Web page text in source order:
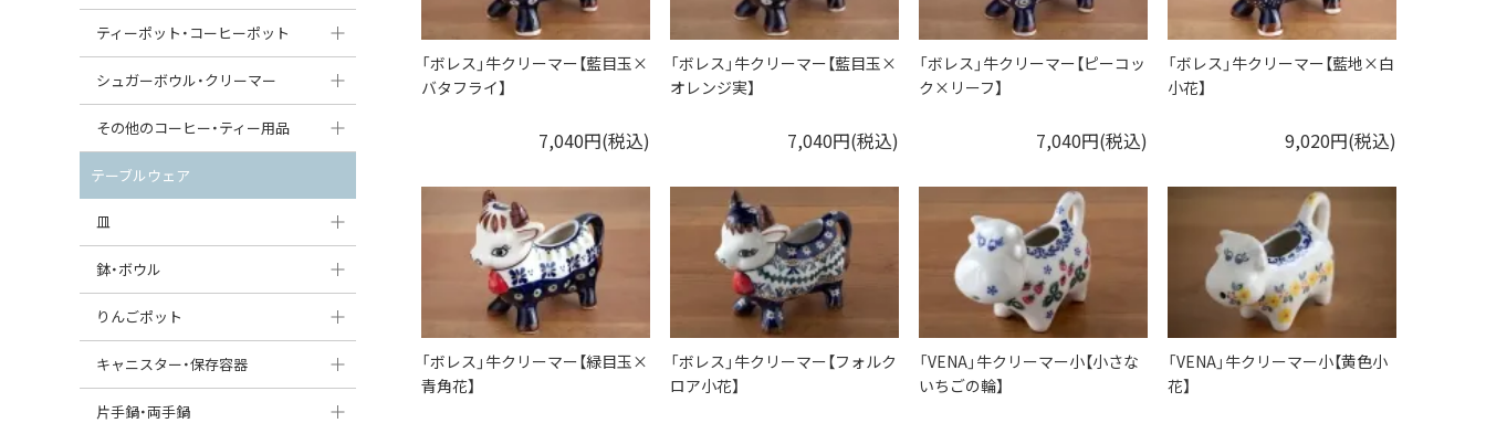
「ボレス」牛クリーマー【藍目玉×
バタフライ】
7,040円(税込)
「ボレス」牛クリーマー【藍目玉×
オレンジ実】
7,040円(税込)
「ボレス」牛クリーマー【ピーコッ
ク×リーフ】
7,040円(税込)
「ボレス」牛クリーマー【藍地×白
小花】
9,020円(税込)
「ボレス」牛クリーマー【緑目玉×
青角花】
「ボレス」牛クリーマー【フォルク
ロア小花】
「VENA」牛クリーマー小【小さな
いちごの輪】
「VENA」牛クリーマー小【黄色小
花】
ティーポット・コーヒーポット
ティーポット
コーヒーポット
シュガーボウル・クリーマー
シュガーボウル
クリーマー
その他のコーヒー・ティー用品
ポットウォーマー
ピッチャー
コーヒードリッパー
すべて見る
テーブルウェア
皿
大皿（24cm〜）
中皿（18〜24cm）
鉢・ボウル
大鉢（21cm〜）
中鉢（16〜21cm）
りんごポット
りんごポット
りんごポット小
キャニスター・保存容器
キャニスター
片手鍋・両手鍋